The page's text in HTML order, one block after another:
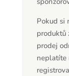
Pokud si
produktů
prodej
neplatíte